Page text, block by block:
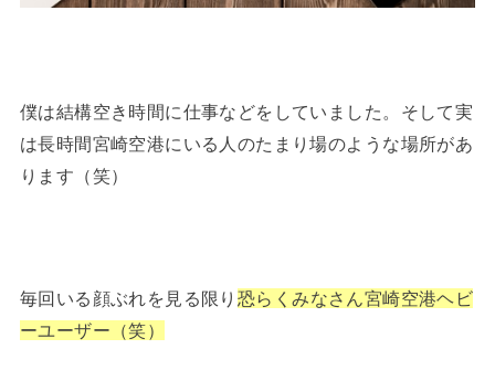
僕は結構空き時間に仕事などをしていました。そして実
は長時間宮崎空港にいる人のたまり場のような場所があ
ります（笑）
毎回いる顔ぶれを見る限り 恐らくみなさん宮崎空港ヘビ
ーユーザー（笑）